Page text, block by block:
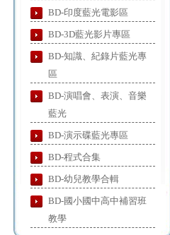
BD-印度藍光電影區
BD-3D藍光影片專區
BD-知識、紀錄片藍光專
區
BD-演唱會、表演、音樂
藍光
BD-演示碟藍光專區
BD-程式合集
BD-幼兒教學合輯
BD-國小國中高中補習班
教學